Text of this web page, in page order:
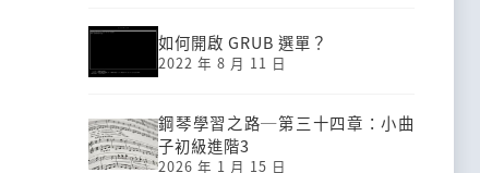
如何開啟 GRUB 選單？
2022 年 8 月 11 日
鋼琴學習之路─第三十四章：小曲
子初級進階3
2026 年 1 月 15 日